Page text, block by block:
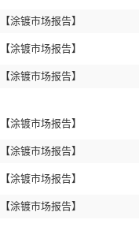
【涂镀市场报告】
【涂镀市场报告】
【涂镀市场报告】
【涂镀市场报告】
【涂镀市场报告】
【涂镀市场报告】
【涂镀市场报告】